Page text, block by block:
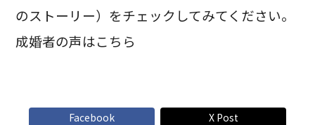
のストーリー）をチェックしてみてください。
成婚者の声はこちら
Facebook
X Post